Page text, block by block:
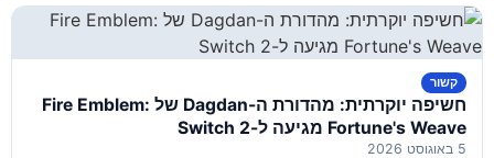
קשור
חשיפה יוקרתית: מהדורת ה-Dagdan של Fire Emblem:
Fortune's Weave מגיעה ל-Switch 2
5 באוגוסט 2026